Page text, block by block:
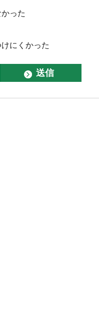
った
にくかった